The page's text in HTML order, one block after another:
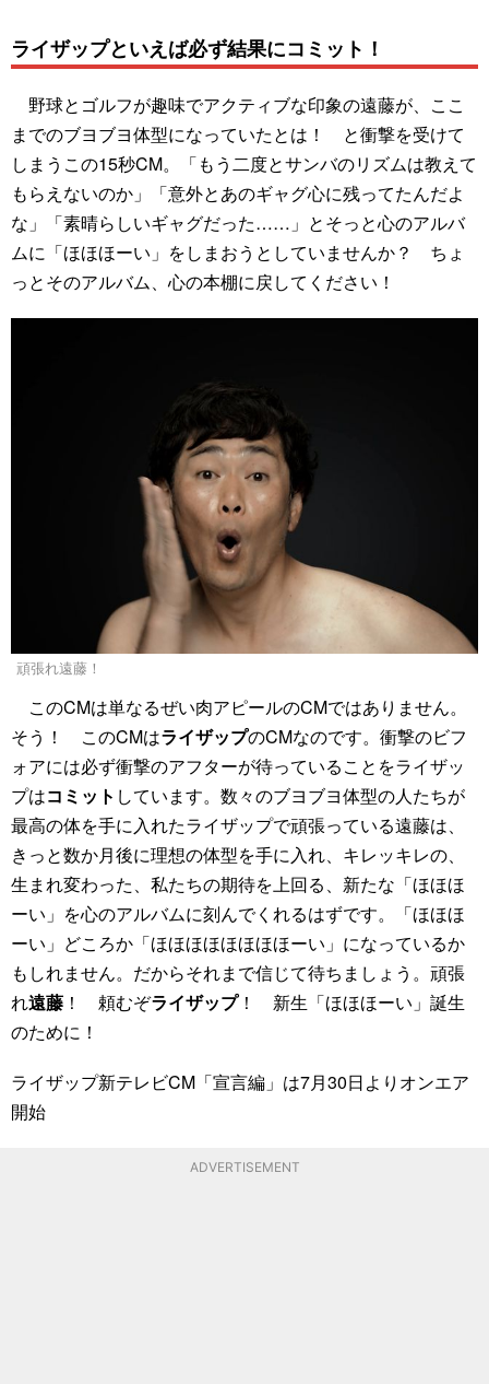
ライザップといえば必ず結果にコミット！
野球とゴルフが趣味でアクティブな印象の遠藤が、ここ
までのブヨブヨ体型になっていたとは！ と衝撃を受けて
しまうこの15秒CM。「もう二度とサンバのリズムは教えて
もらえないのか」「意外とあのギャグ心に残ってたんだよ
な」「素晴らしいギャグだった……」とそっと心のアルバ
ムに「ほほほーい」をしまおうとしていませんか？ ちょ
っとそのアルバム、心の本棚に戻してください！
頑張れ遠藤！
このCMは単なるぜい肉アピールのCMではありません。
そう！ このCMはライザップのCMなのです。衝撃のビフ
ォアには必ず衝撃のアフターが待っていることをライザッ
プはコミット しています。数々のブヨブヨ体型の人たちが
最高の体を手に入れたライザップで頑張っている遠藤は、
きっと数か月後に理想の体型を手に入れ、キレッキレの、
生まれ変わった、私たちの期待を上回る、新たな「ほほほ
ーい」を心のアルバムに刻んでくれるはずです。「ほほほ
ーい」どころか「ほほほほほほほほーい」になっているか
もしれません。だからそれまで信じて待ちましょう。頑張
れ遠藤 ！ 頼むぞライザップ！ 新生「ほほほーい」誕生
のために！
ライザップ新テレビCM「宣言編」は7月30日よりオンエア
開始
ADVERTISEMENT